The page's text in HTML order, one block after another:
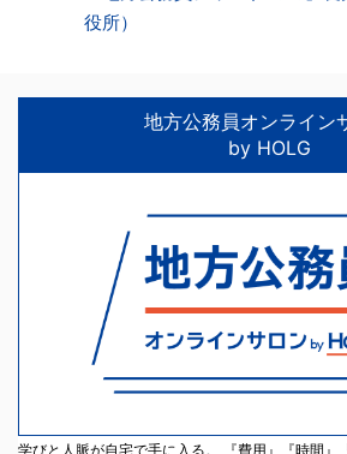
役所）
地方公務員オンライン
by HOLG
学びと人脈が自宅で手に入る。 『費用』『時間』